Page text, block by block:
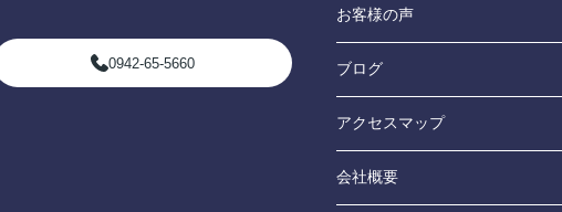
0942-65-5660
お客様の声
ブログ
アクセスマップ
会社概要